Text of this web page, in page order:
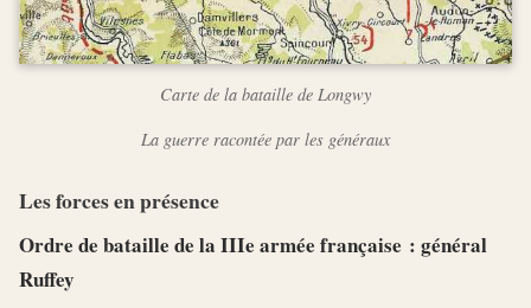
Carte de la bataille de Longwy
La guerre racontée par les généraux
Les forces en présence
Ordre de bataille de la IIIe armée française : général
Ruffey